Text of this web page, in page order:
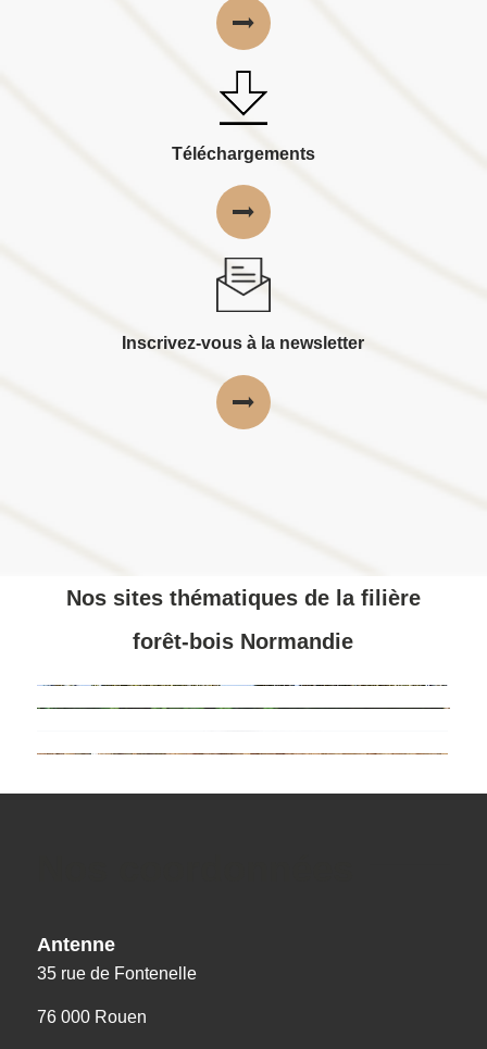
Téléchargements
Inscrivez-vous à la newsletter
Nos sites thématiques de la filière
forêt-bois Normandie
Antenne
35 rue de Fontenelle
76 000 Rouen